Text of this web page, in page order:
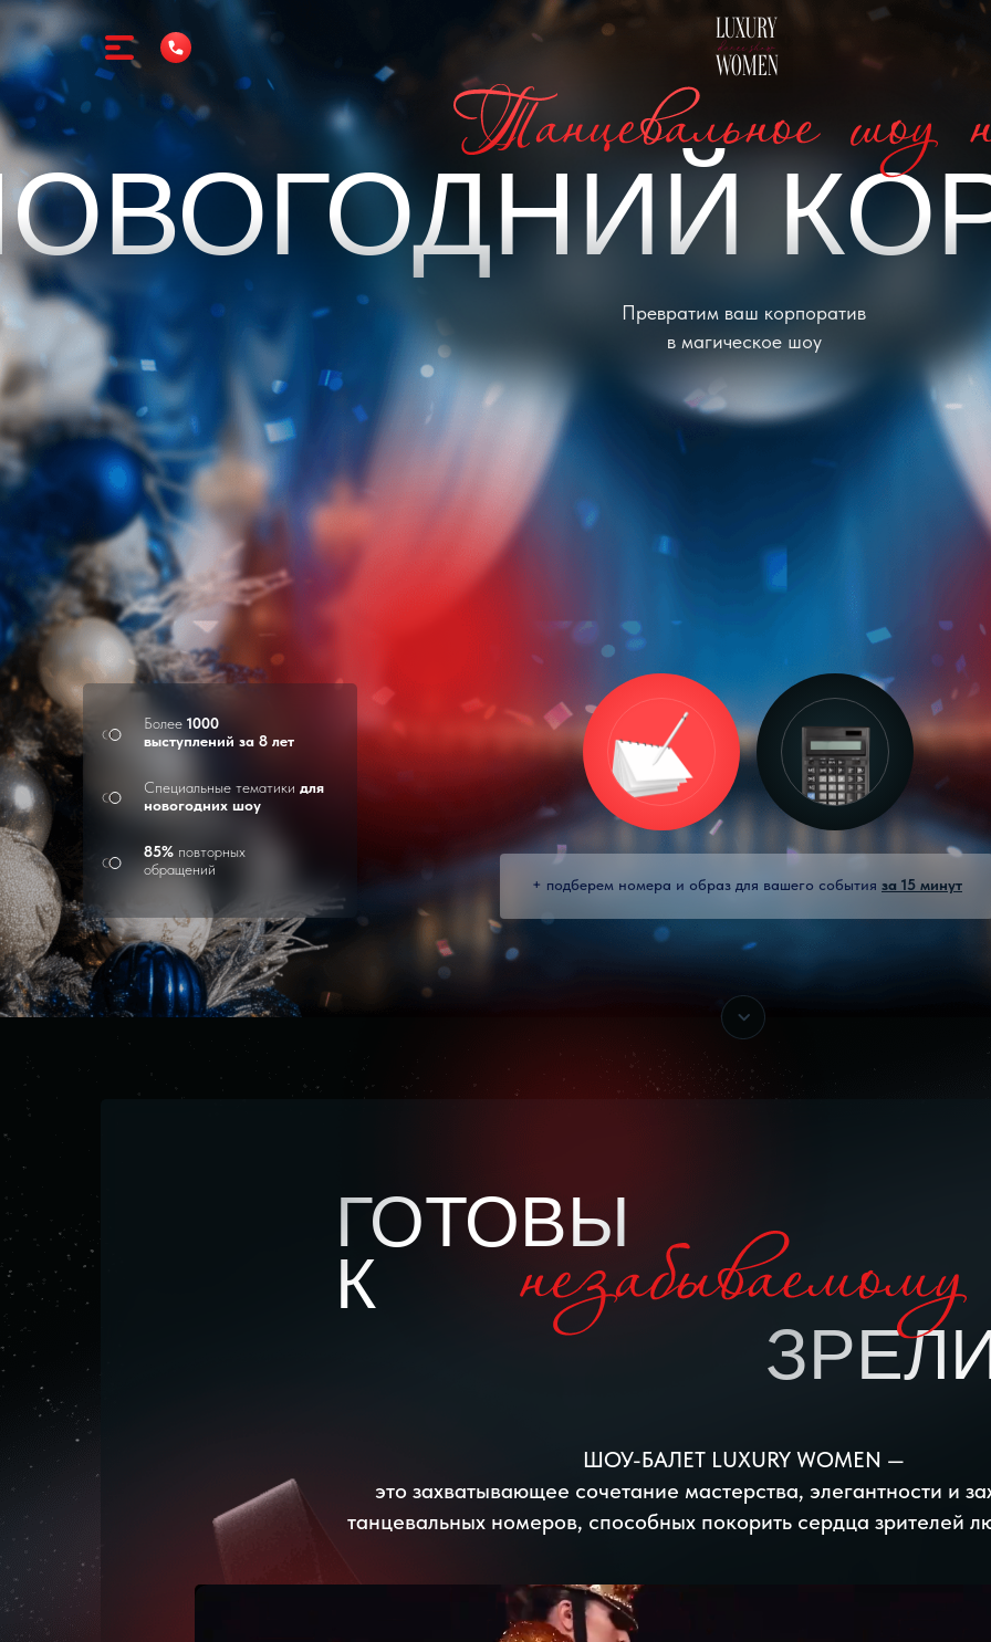
Превратим ваш корпоратив
в магическое шоу
+ подберем номера и образ для вашего события за 15 минут
Более 1000
выступлений за 8 лет
85% повторных
обращений
Специальные тематики для
новогодних шоу
ГОТОВЫ
К
ШОУ-БАЛЕТ LUXURY WOMEN —
это захватывающее сочетание мастерства, элегантности и
танцевальных номеров, способных покорить сердца зрителей